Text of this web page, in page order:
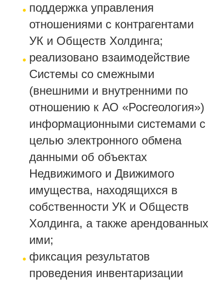
поддержка управления
отношениями с контрагентами
УК и Обществ Холдинга;
реализовано взаимодействие
Системы со смежными
(внешними и внутренними по
отношению к АО «Росгеология»)
информационными системами с
целью электронного обмена
данными об объектах
Недвижимого и Движимого
имущества, находящихся в
собственности УК и Обществ
Холдинга, а также арендованных
ими;
фиксация результатов
проведения инвентаризации